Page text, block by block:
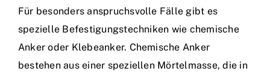
Für besonders anspruchsvolle Fälle gibt es
spezielle Befestigungstechniken wie chemische
Anker oder Klebeanker. Chemische Anker
bestehen aus einer speziellen Mörtelmasse, die in